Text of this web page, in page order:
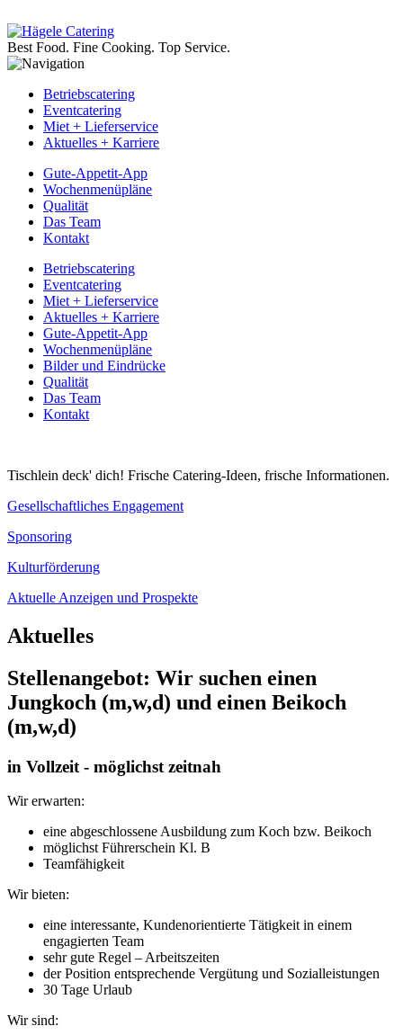
Best Food. Fine Cooking. Top Service.
Betriebscatering
Eventcatering
Miet + Lieferservice
Aktuelles + Karriere
Gute-Appetit-App
Wochenmenüpläne
Qualität
Das Team
Kontakt
Betriebscatering
Eventcatering
Miet + Lieferservice
Aktuelles + Karriere
Gute-Appetit-App
Wochenmenüpläne
Bilder und Eindrücke
Qualität
Das Team
Kontakt
Tischlein deck' dich! Frische Catering-Ideen, frische Informationen.
Gesellschaftliches Engagement
Sponsoring
Kulturförderung
Aktuelle Anzeigen und Prospekte
Aktuelles
Stellenangebot: Wir suchen einen
Jungkoch (m,w,d) und einen Beikoch
(m,w,d)
in Vollzeit - möglichst zeitnah
Wir erwarten:
eine abgeschlossene Ausbildung zum Koch bzw. Beikoch
möglichst Führerschein Kl. B
Teamfähigkeit
Wir bieten:
eine interessante, Kundenorientierte Tätigkeit in einem
engagierten Team
sehr gute Regel – Arbeitszeiten
der Position entsprechende Vergütung und Sozialleistungen
30 Tage Urlaub
Wir sind: